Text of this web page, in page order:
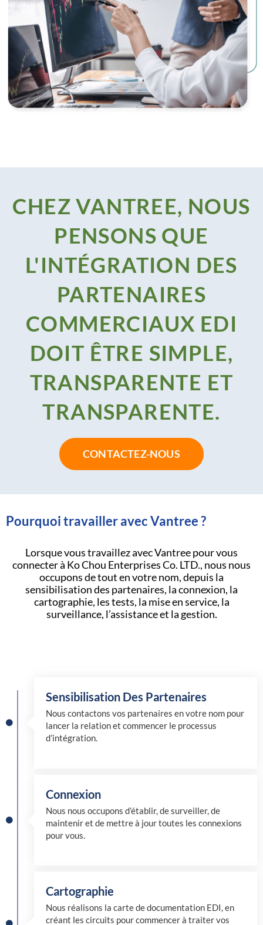
CHEZ VANTREE, NOUS
PENSONS QUE
L'INTÉGRATION DES
PARTENAIRES
COMMERCIAUX EDI
DOIT ÊTRE SIMPLE,
TRANSPARENTE ET
TRANSPARENTE.
CONTACTEZ-NOUS
Pourquoi travailler avec Vantree ?
Lorsque vous travaillez avec Vantree pour vous
connecter à Ko Chou Enterprises Co. LTD., nous nous
occupons de tout en votre nom, depuis la
sensibilisation des partenaires, la connexion, la
cartographie, les tests, la mise en service, la
surveillance, l’assistance et la gestion.
Sensibilisation Des Partenaires
Nous contactons vos partenaires en votre nom pour
lancer la relation et commencer le processus
d’intégration.
Connexion
Nous nous occupons d’établir, de surveiller, de
maintenir et de mettre à jour toutes les connexions
pour vous.
Cartographie
Nous réalisons la carte de documentation EDI, en
créant les circuits pour commencer à traiter vos